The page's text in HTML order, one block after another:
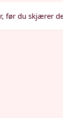
før du skjærer